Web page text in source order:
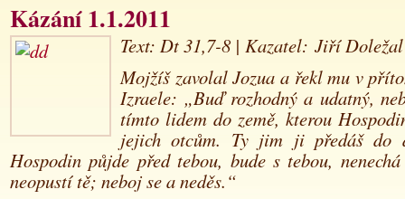
Kázání 1.1.2011
Text: Dt 31,7-8 | Kazatel: Jiří Doležal
Mojžíš zavolal Jozua a řekl mu v
Izraele: „Buď rozhodný a udatný,
tímto lidem do země, kterou
jejich otcům. Ty jim ji předáš do
Hospodin půjde před tebou, bude s tebou,
neopustí tě; neboj se a neděs.“